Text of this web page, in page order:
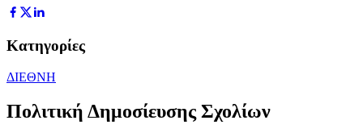
Κατηγορίες
ΔΙΕΘΝΗ
Πολιτική Δημοσίευσης Σχολίων